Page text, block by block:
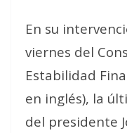
En su
viernes del
Estabilidad
en inglés), la
del presidente